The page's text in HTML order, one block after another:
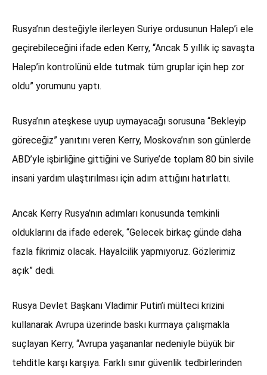
Rusya’nın desteğiyle ilerleyen Suriye ordusunun Halep’i ele
geçirebileceğini ifade eden Kerry, “Ancak 5 yıllık iç savaşta
Halep’in kontrolünü elde tutmak tüm gruplar için hep zor
oldu” yorumunu yaptı.
Rusya’nın ateşkese uyup uymayacağı sorusuna “Bekleyip
göreceğiz” yanıtını veren Kerry, Moskova’nın son günlerde
ABD’yle işbirliğine gittiğini ve Suriye’de toplam 80 bin sivile
insani yardım ulaştırılması için adım attığını hatırlattı.
Ancak Kerry Rusya’nın adımları konusunda temkinli
olduklarını da ifade ederek, “Gelecek birkaç günde daha
fazla fikrimiz olacak. Hayalcilik yapmıyoruz. Gözlerimiz
açık” dedi.
Rusya Devlet Başkanı Vladimir Putin’i mülteci krizini
kullanarak Avrupa üzerinde baskı kurmaya çalışmakla
suçlayan Kerry, “Avrupa yaşananlar nedeniyle büyük bir
tehditle karşı karşıya. Farklı sınır güvenlik tedbirlerinden